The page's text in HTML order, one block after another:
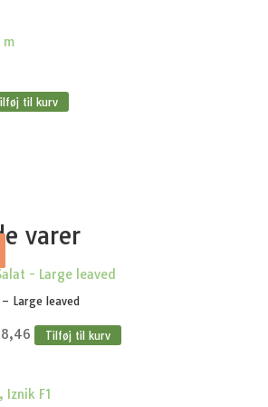
til kurv
varer
Large leaved
DenTilføj til kurv